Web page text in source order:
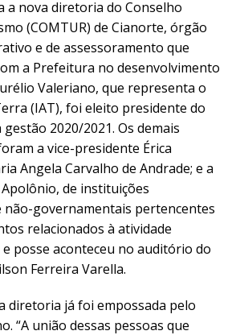
a nova diretoria do Conselho
(COMTUR) de Cianorte, órgão
e de assessoramento que
a Prefeitura no desenvolvimento
Valeriano, que representa o
(IAT), foi eleito presidente do
2020/2021. Os demais
a vice-presidente Érica
Angela Carvalho de Andrade; e a
de instituições
não-governamentais pertencentes
relacionados à atividade
posse aconteceu no auditório do
Ferreira Varella.
diretoria já foi empossada pelo
“A união dessas pessoas que